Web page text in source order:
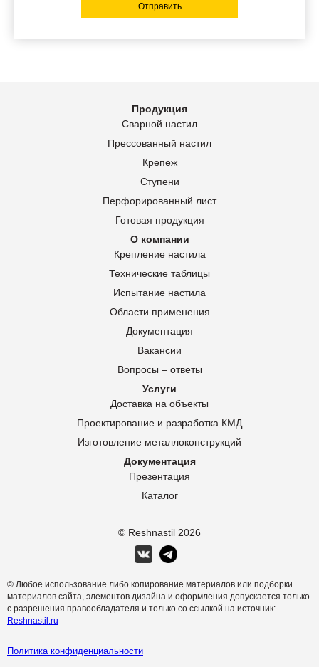
Отправить
© Reshnastil 2026
Продукция
Сварной настил
Прессованный настил
Крепеж
Ступени
Перфорированный лист
Готовая продукция
О компании
Крепление настила
Технические таблицы
Испытание настила
Области применения
Документация
Вакансии
Вопросы – ответы
Услуги
Доставка на объекты
Проектирование и разработка КМД
Изготовление металлоконструкций
Документация
Презентация
Каталог
© Любое использование либо копирование материалов или подборки
материалов сайта, элементов дизайна и оформления допускается только
с разрешения правообладателя и только со ссылкой на источник:
Reshnastil.ru
Политика конфиденциальности